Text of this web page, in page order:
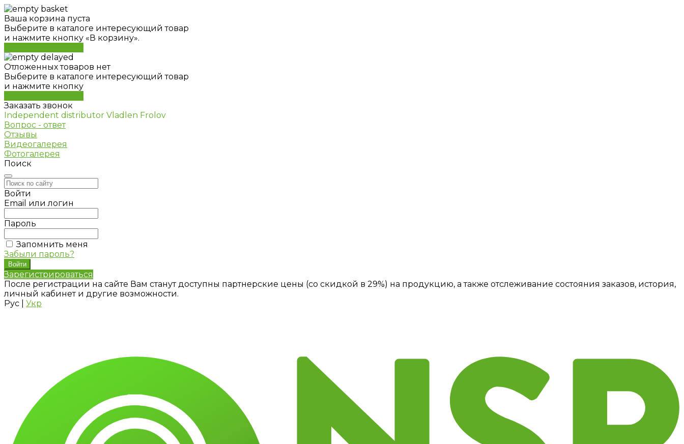
Ваша корзина пуста
Выберите в каталоге интересующий товар
и нажмите кнопку «В корзину».
Отложенных товаров нет
Выберите в каталоге интересующий товар
и нажмите кнопку
Заказать звонок
Independent distributor Vladlen Frolov
Вопрос - ответ
Отзывы
Видеогалерея
Фотогалерея
Поиск
Войти
Email или логин
Пароль
Запомнить меня
Забыли пароль?
Зарегистрироваться
После регистрации на сайте Вам станут доступны партнерские цены (со скидкой в 29%) на продукцию, а также отслеживание состояния заказов, история,
личный кабинет и другие возможности.
Рус
Укр